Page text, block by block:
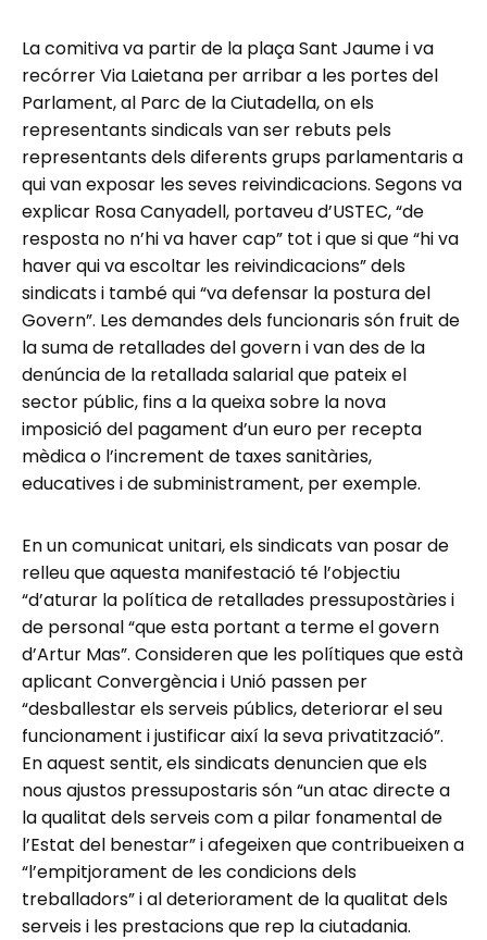
La comitiva va partir de la plaça Sant Jaume i va
recórrer Via Laietana per arribar a les portes del
Parlament, al Parc de la Ciutadella, on els
representants sindicals van ser rebuts pels
representants dels diferents grups parlamentaris a
qui van exposar les seves reivindicacions. Segons va
explicar Rosa Canyadell, portaveu d’USTEC, “de
resposta no n’hi va haver cap” tot i que si que “hi va
haver qui va escoltar les reivindicacions” dels
sindicats i també qui “va defensar la postura del
Govern”. Les demandes dels funcionaris són fruit de
la suma de retallades del govern i van des de la
denúncia de la retallada salarial que pateix el
sector públic, fins a la queixa sobre la nova
imposició del pagament d’un euro per recepta
mèdica o l’increment de taxes sanitàries,
educatives i de subministrament, per exemple.
En un comunicat unitari, els sindicats van posar de
relleu que aquesta manifestació té l’objectiu
“d’aturar la política de retallades pressupostàries i
de personal “que esta portant a terme el govern
d’Artur Mas”. Consideren que les polítiques que està
aplicant Convergència i Unió passen per
“desballestar els serveis públics, deteriorar el seu
funcionament i justificar així la seva privatització”.
En aquest sentit, els sindicats denuncien que els
nous ajustos pressupostaris són “un atac directe a
la qualitat dels serveis com a pilar fonamental de
l’Estat del benestar” i afegeixen que contribueixen a
“l’empitjorament de les condicions dels
treballadors” i al deteriorament de la qualitat dels
serveis i les prestacions que rep la ciutadania.